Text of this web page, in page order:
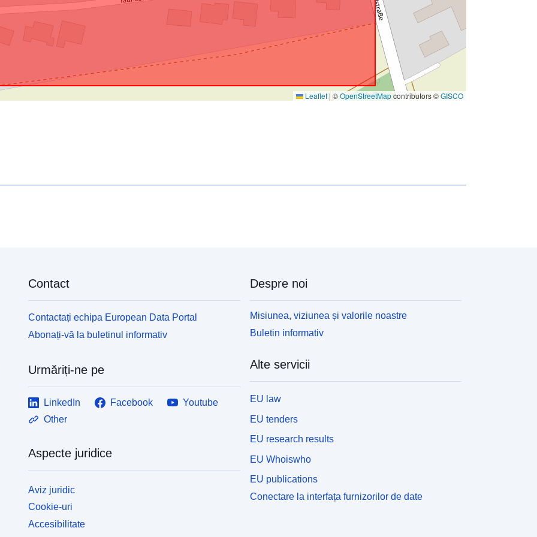
Leaflet | ©OpenStreetMapcontributors ©GISCO
Contact
Contactați echipa European Data Portal
Abonați-vă la buletinul informativ
Urmăriți-ne pe
LinkedIn Facebook
Youtube
Other
Aspecte juridice
Aviz juridic
Cookie-uri
Accesibilitate
Despre noi
Misiunea, viziunea și valorile noastre
Buletin informativ
Alte servicii
EU law
EU tenders
EU research results
EU Whoiswho
EU publications
Conectare la interfața furnizorilor de date